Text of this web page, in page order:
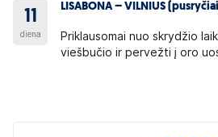
11
diena
LISABONA – VILNIUS
Priklausomai nuo skrydžio
viešbučio ir pervežti į oro